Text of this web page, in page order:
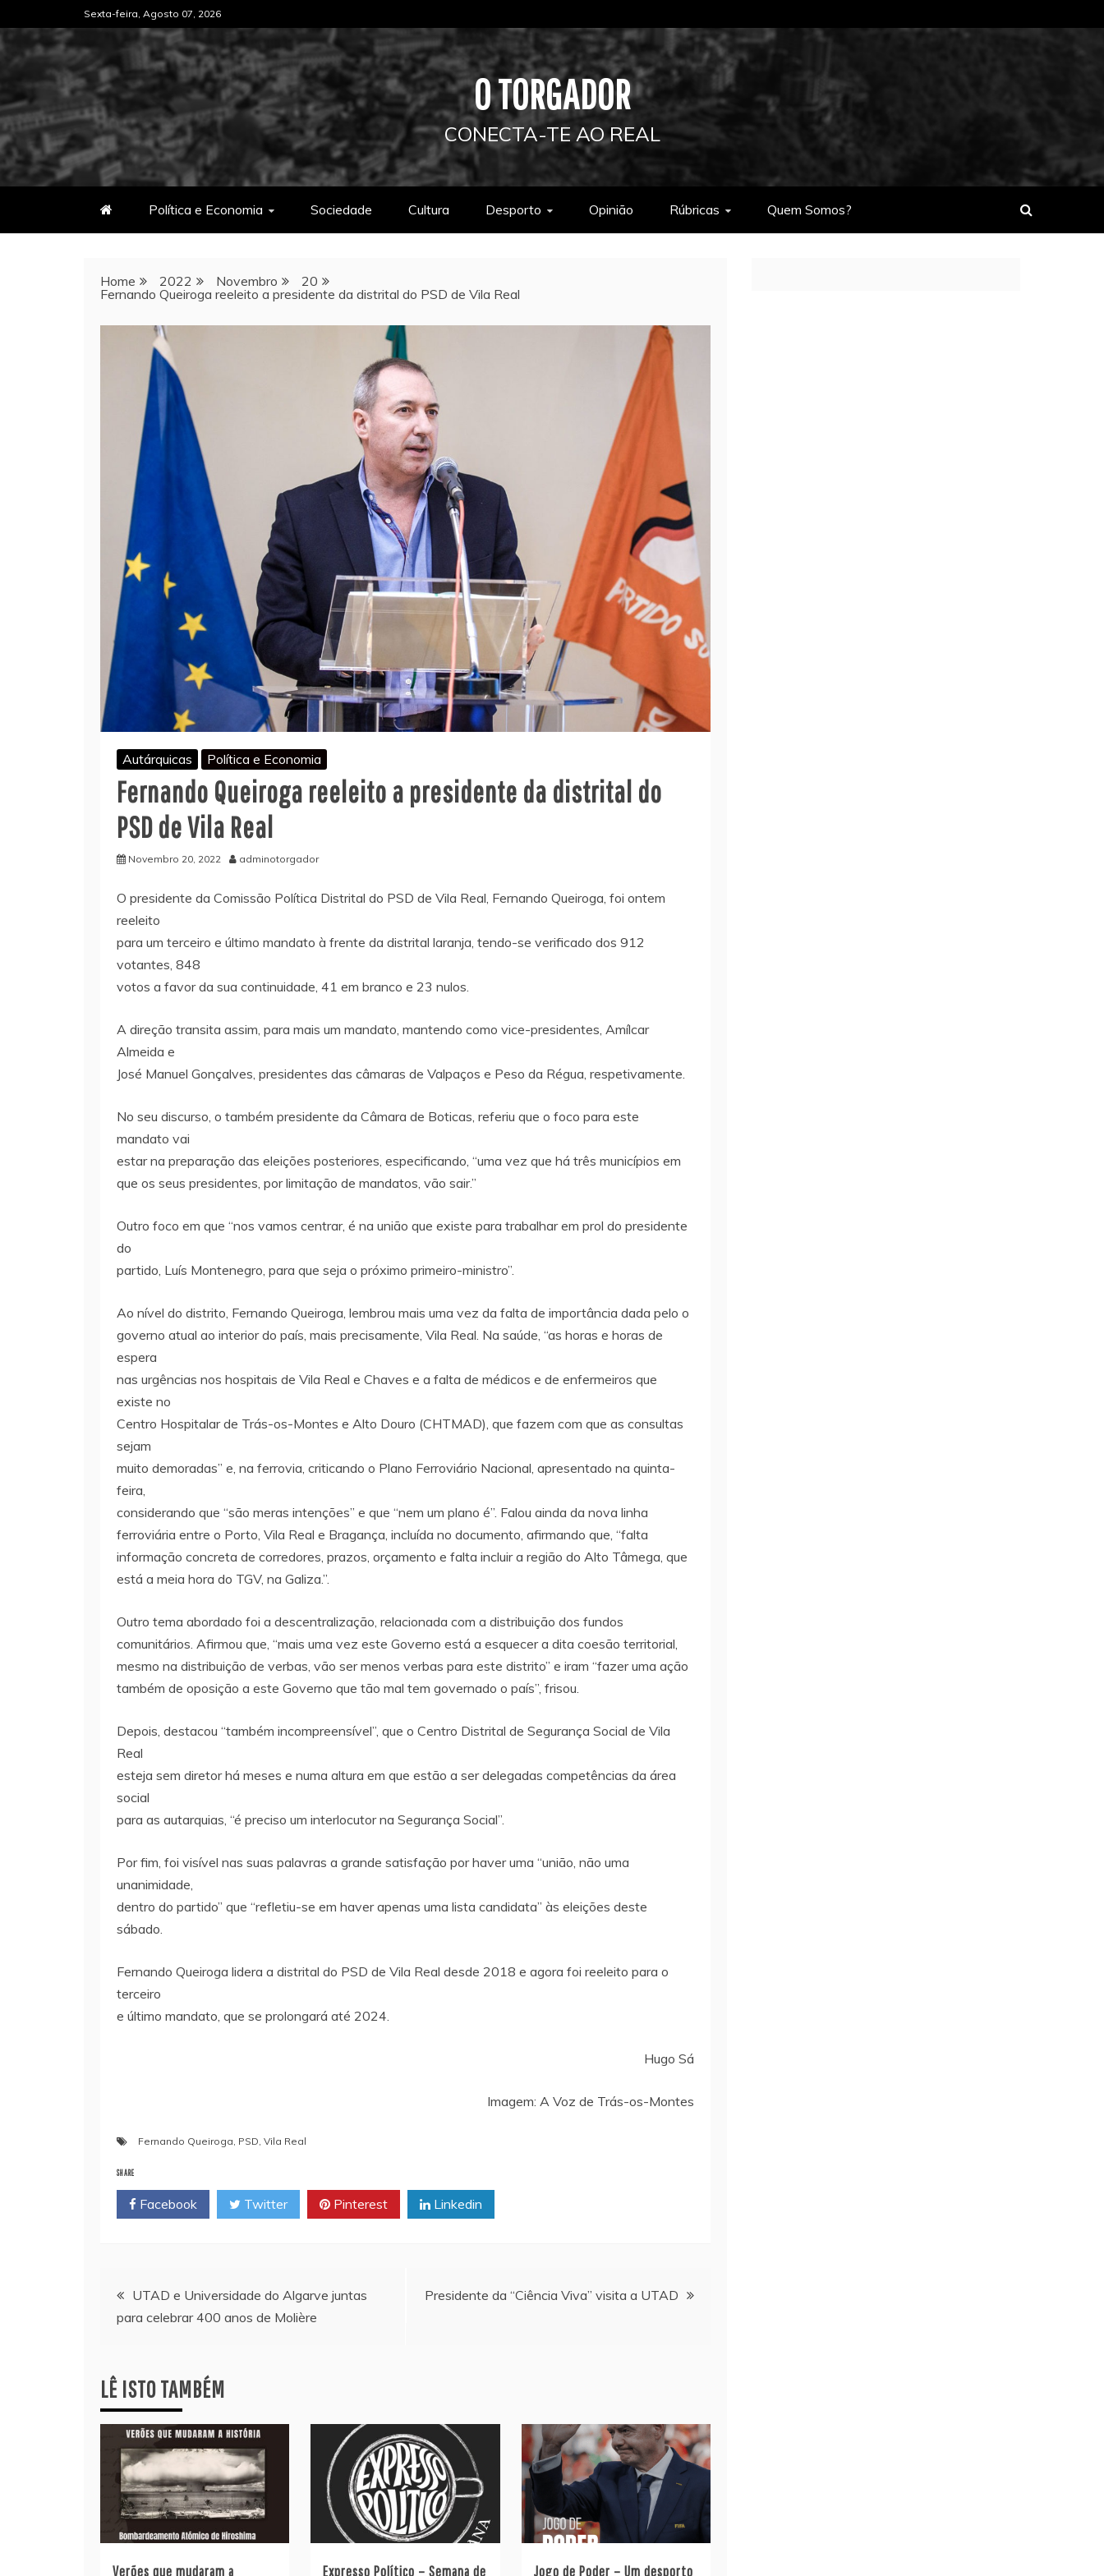
to
content
Sexta-feira, Agosto 07, 2026
O TORGADOR
CONECTA-TE AO REAL
Política e Economia Sociedade Cultura Desporto Opinião Rúbricas Quem Somos?
Home 2022 Novembro
20
Fernando Queiroga reeleito a presidente da distrital do PSD de Vila Real
Autárquicas Política e Economia
Fernando Queiroga reeleito a presidente da distrital do
PSD de Vila Real
Novembro 20, 2022 adminotorgador
O presidente da Comissão Política Distrital do PSD de Vila Real, Fernando Queiroga, foi ontem
reeleito
para um terceiro e último mandato à frente da distrital laranja, tendo-se verificado dos 912
votantes, 848
votos a favor da sua continuidade, 41 em branco e 23 nulos.
A direção transita assim, para mais um mandato, mantendo como vice-presidentes, Amílcar
Almeida e
José Manuel Gonçalves, presidentes das câmaras de Valpaços e Peso da Régua, respetivamente.
No seu discurso, o também presidente da Câmara de Boticas, referiu que o foco para este
mandato vai
estar na preparação das eleições posteriores, especificando, “uma vez que há três municípios em
que os seus presidentes, por limitação de mandatos, vão sair.”
Outro foco em que “nos vamos centrar, é na união que existe para trabalhar em prol do presidente
do
partido, Luís Montenegro, para que seja o próximo primeiro-ministro”.
Ao nível do distrito, Fernando Queiroga, lembrou mais uma vez da falta de importância dada pelo o
governo atual ao interior do país, mais precisamente, Vila Real. Na saúde, “as horas e horas de
espera
nas urgências nos hospitais de Vila Real e Chaves e a falta de médicos e de enfermeiros que
existe no
Centro Hospitalar de Trás-os-Montes e Alto Douro (CHTMAD), que fazem com que as consultas
sejam
muito demoradas” e, na ferrovia, criticando o Plano Ferroviário Nacional, apresentado na quinta-
feira,
considerando que “são meras intenções” e que “nem um plano é”. Falou ainda da nova linha
ferroviária entre o Porto, Vila Real e Bragança, incluída no documento, afirmando que, “falta
informação concreta de corredores, prazos, orçamento e falta incluir a região do Alto Tâmega, que
está a meia hora do TGV, na Galiza.”.
Outro tema abordado foi a descentralização, relacionada com a distribuição dos fundos
comunitários. Afirmou que, “mais uma vez este Governo está a esquecer a dita coesão territorial,
mesmo na distribuição de verbas, vão ser menos verbas para este distrito” e iram “fazer uma ação
também de oposição a este Governo que tão mal tem governado o país”, frisou.
Depois, destacou “também incompreensível”, que o Centro Distrital de Segurança Social de Vila
Real
esteja sem diretor há meses e numa altura em que estão a ser delegadas competências da área
social
para as autarquias, “é preciso um interlocutor na Segurança Social”.
Por fim, foi visível nas suas palavras a grande satisfação por haver uma “união, não uma
unanimidade,
dentro do partido” que “refletiu-se em haver apenas uma lista candidata” às eleições deste
sábado.
Fernando Queiroga lidera a distrital do PSD de Vila Real desde 2018 e agora foi reeleito para o
terceiro
e último mandato, que se prolongará até 2024.
Hugo Sá
Imagem: A Voz de Trás-os-Montes
Fernando Queiroga, PSD, Vila Real
SHARE
Facebook Twitter Pinterest Linkedin
Navegação
de
artigos
UTAD e Universidade do Algarve juntas
para celebrar 400 anos de Molière
Presidente da “Ciência Viva” visita a UTAD
LÊ ISTO TAMBÉM
Verões que mudaram a Expresso Político – Semana de Jogo de Poder – Um desporto